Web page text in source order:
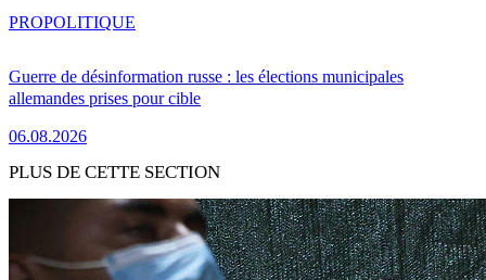
Guerre de désinformation russe : les élections municipales
allemandes prises pour cible
06.08.2026
PROPOLITIQUE
PLUS DE CETTE SECTION